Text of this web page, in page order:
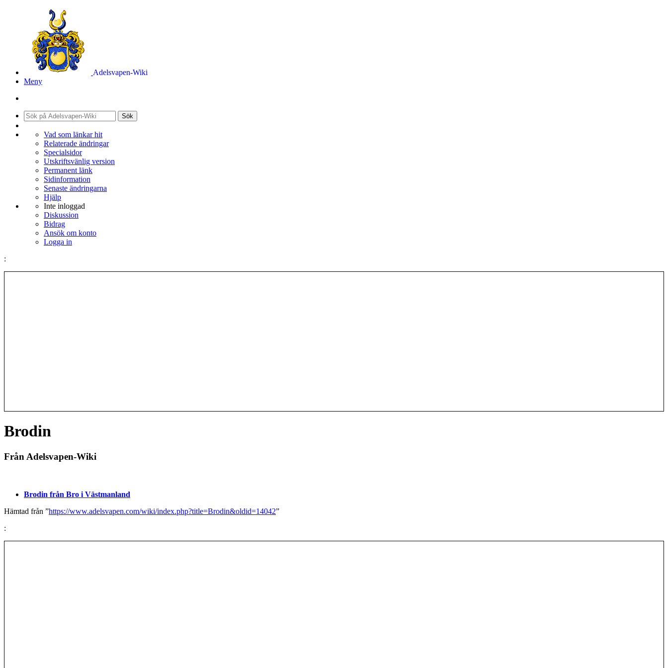
Adelsvapen-Wiki
Meny
Sök
Vad som länkar hit
Relaterade ändringar
Specialsidor
Utskriftsvänlig version
Permanent länk
Sidinformation
Senaste ändringarna
Hjälp
Inte inloggad
Diskussion
Bidrag
Ansök om konto
Logga in
:
Brodin
Från Adelsvapen-Wiki
Brodin från Bro i Västmanland
Hämtad från ”https://www.adelsvapen.com/wiki/index.php?title=Brodin&oldid=14042”
: